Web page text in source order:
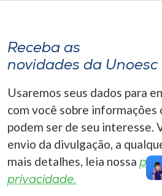
Selecione
o idioma
Receba as
novidades da Unoesc
Usaremos seus dados para
com você sobre informações
podem ser de seu interesse.
envio da divulgação, a
mais detalhes, leia nossa
privacidade.